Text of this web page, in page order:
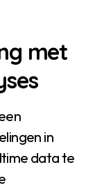
met
in
data te